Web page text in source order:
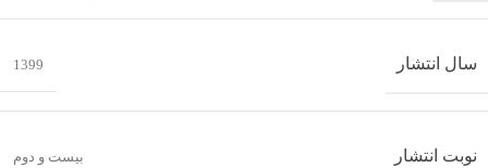
سال انتشار 1399
نوبت انتشار بیست و دوم